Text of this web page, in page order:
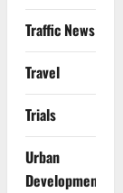
Traffic News
Travel
Trials
Urban
Development